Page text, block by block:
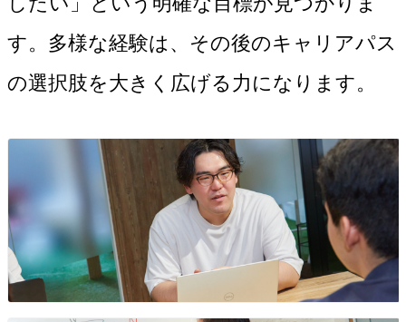
す。多様な経験は、その後のキャリアパス